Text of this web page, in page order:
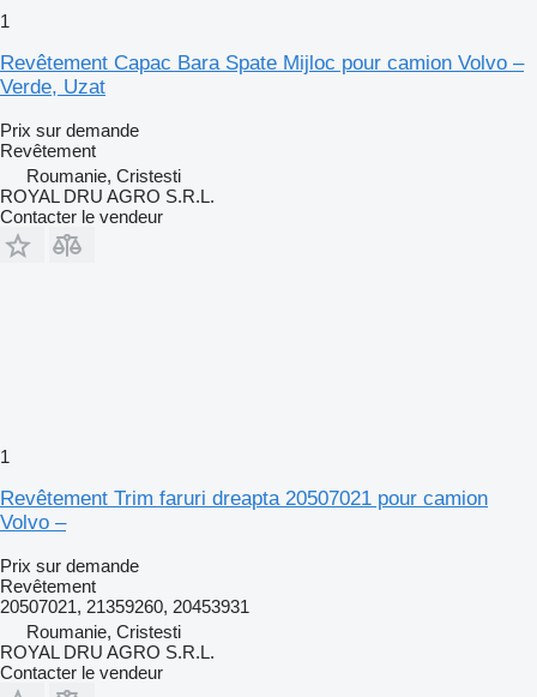
1
Revêtement Capac Bara Spate Mijloc pour camion Volvo –
Verde, Uzat
Prix sur demande
Revêtement
Roumanie, Cristesti
ROYAL DRU AGRO S.R.L.
Contacter le vendeur
1
Revêtement Trim faruri dreapta 20507021 pour camion
Volvo –
Prix sur demande
Revêtement
20507021, 21359260, 20453931
Roumanie, Cristesti
ROYAL DRU AGRO S.R.L.
Contacter le vendeur